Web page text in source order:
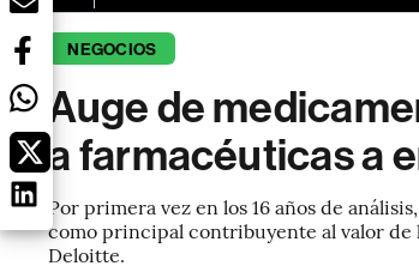
NEGOCIOS
Auge de
a farmacéuticas a
Por primera vez en los 16 años de
como principal contribuyente al valor de
Deloitte.